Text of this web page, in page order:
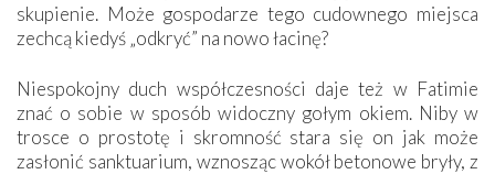
skupienie. Może gospodarze tego cudownego miejsca
zechcą kiedyś „odkryć” na nowo łacinę?
Niespokojny duch współczesności daje też w Fatimie
znać o sobie w sposób widoczny gołym okiem. Niby w
trosce o prostotę i skromność stara się on jak może
zasłonić sanktuarium, wznosząc wokół betonowe bryły, z